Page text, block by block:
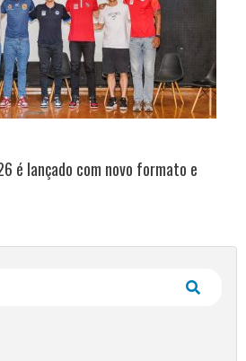
é lançado com novo formato e